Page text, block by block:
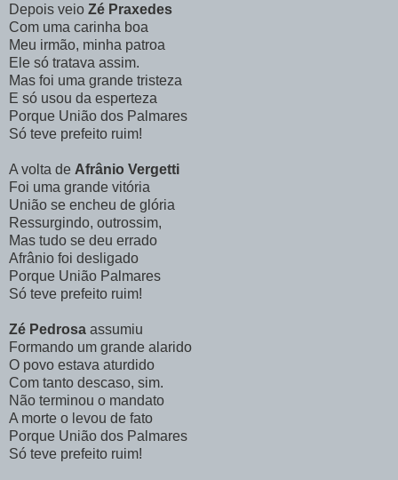
Depois veio Zé Praxedes
Com uma carinha boa
Meu irmão, minha patroa
Ele só tratava assim.
Mas foi uma grande tristeza
E só usou da esperteza
Porque União dos Palmares
Só teve prefeito ruim!
A volta de Afrânio Vergetti
Foi uma grande vitória
União se encheu de glória
Ressurgindo, outrossim,
Mas tudo se deu errado
Afrânio foi desligado
Porque União Palmares
Só teve prefeito ruim!
Zé Pedrosa assumiu
Formando um grande alarido
O povo estava aturdido
Com tanto descaso, sim.
Não terminou o mandato
A morte o levou de fato
Porque União dos Palmares
Só teve prefeito ruim!